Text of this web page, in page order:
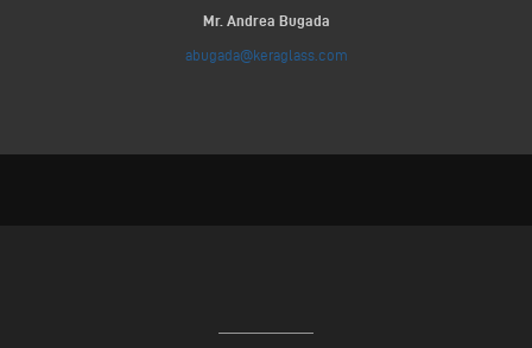
Mr. Andrea Bugada
abugada@keraglass.com